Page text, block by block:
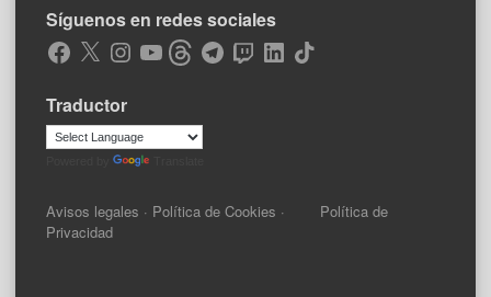
Síguenos en redes sociales
Facebook
X Instagram
YouTubeThreadsTelegramTwitchLinkedIn
TikTok
Traductor
Avisos legales · Política de Cookies · Política de
Privacidad